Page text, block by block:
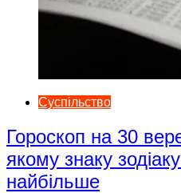
Суспільство
Гороскоп на 30
якому знаку
найбільше